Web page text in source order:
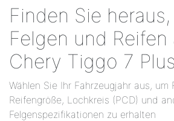
Finden Sie
Felgen und Reifen
Chery Tiggo 7
Wählen Sie Ihr Fahrzeugjahr aus, um
Reifengröße, Lochkreis (PCD) und
Felgenspezifikationen zu erhalten